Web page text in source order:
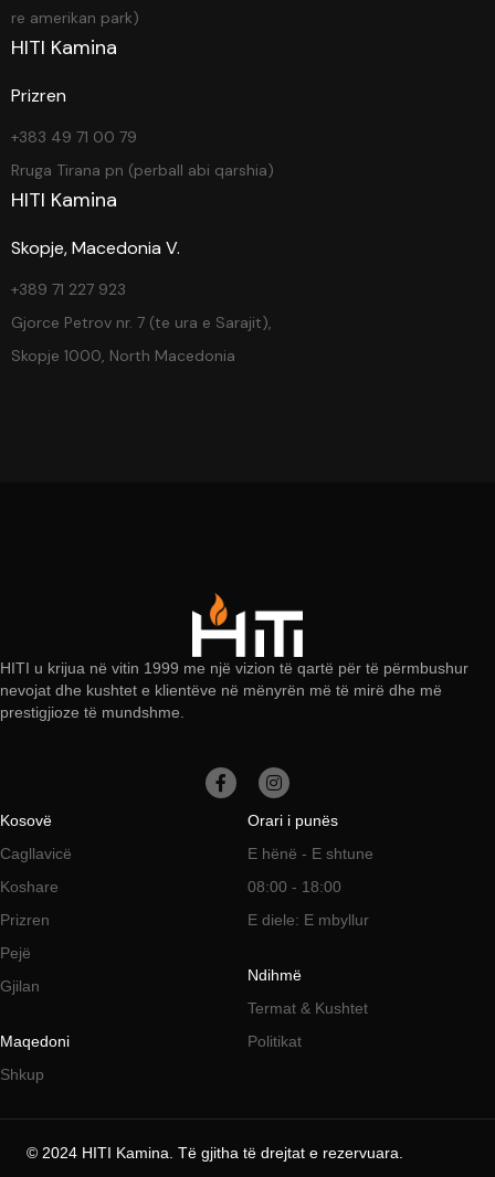
+383 44 571 572
Rr. Komandant
re amerikan park)
HITI Kamina
Prizren
+383 49 71 00 79
Rruga Tirana pn (perball abi qarshia)
HITI Kamina
Skopje, Macedonia V.
+389 71 227 923
Gjorce Petrov nr. 7 (te ura e Sarajit),
Skopje 1000, North Macedonia
HITI u krijua në vitin 1999 me një vizion të qartë për të përmbushur
nevojat dhe kushtet e klientëve në mënyrën më të mirë dhe më
prestigjioze të mundshme.
Kosovë
Cagllavicë
Koshare
Prizren
Pejë
Gjilan
Maqedoni
Shkup
Orari i punës
E hënë - E shtune
08:00 - 18:00
E diele: E mbyllur
Ndihmë
Termat & Kushtet
Politikat
© 2024 HITI Kamina. Të gjitha të drejtat e rezervuara.